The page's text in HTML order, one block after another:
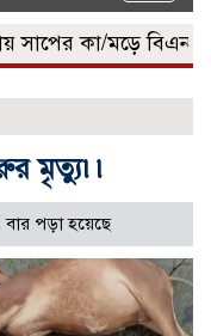
কা/মড়ে বিএনপি
মৃত্যু৷৷
পড়া হয়েছে